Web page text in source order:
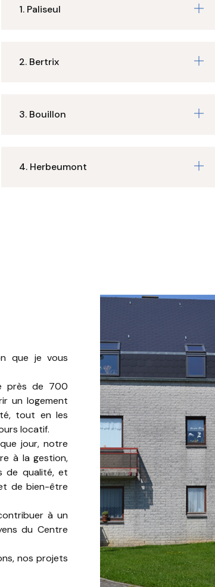
1. Paliseul
2. Bertrix
3. Bouillon
4. Herbeumont
que je vous
près de 700
un logement
tout en les
locatif.
jour, notre
à la gestion,
de qualité, et
de bien-être
à un
du Centre
nos projets